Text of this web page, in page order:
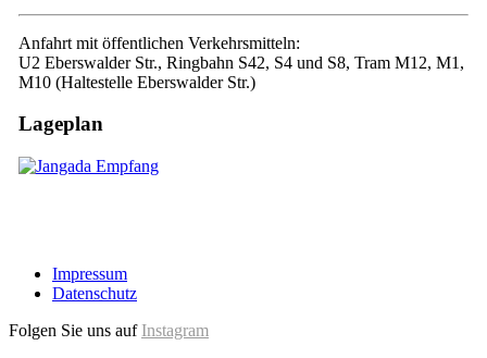
Anfahrt mit öffentlichen Verkehrsmitteln:
U2 Eberswalder Str., Ringbahn S42, S4 und S8, Tram M12, M1,
M10 (Haltestelle Eberswalder Str.)
Lageplan
Impressum
Datenschutz
Folgen Sie uns auf Instagram